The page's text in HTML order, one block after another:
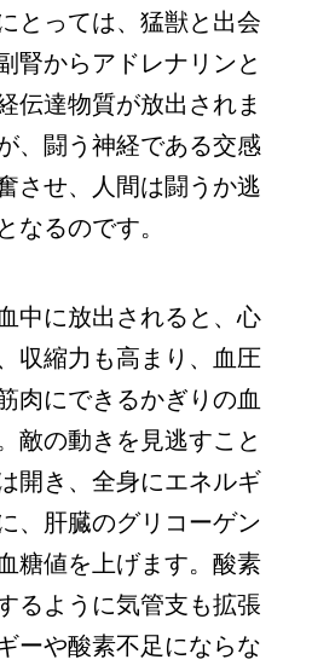
とっては、猛獣と出会
腎からアドレナリンと
伝達物質が放出されま
、闘う神経である交感
させ、人間は闘うか逃
なるのです。
中に放出されると、心
収縮力も高まり、血圧
肉にできるかぎりの血
敵の動きを見逃すこと
開き、全身にエネルギ
、肝臓のグリコーゲン
糖値を上げます。酸素
るように気管支も拡張
ーや酸素不足にならな